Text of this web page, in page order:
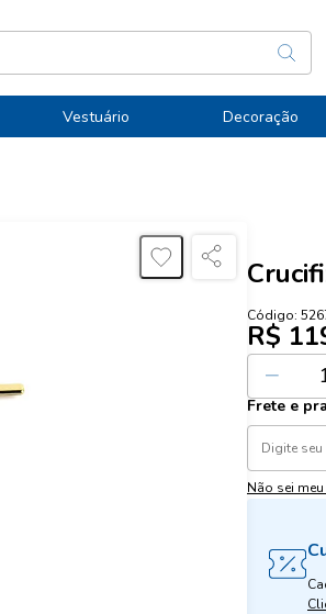
Vestuário Decoração
Código:
R$
Ou
Frete e
Não sei meu